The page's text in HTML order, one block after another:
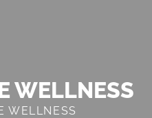
WELLNESS
WELLNESS